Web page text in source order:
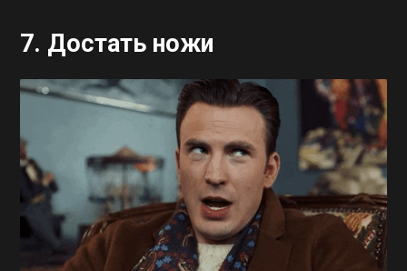
7. Достать ножи